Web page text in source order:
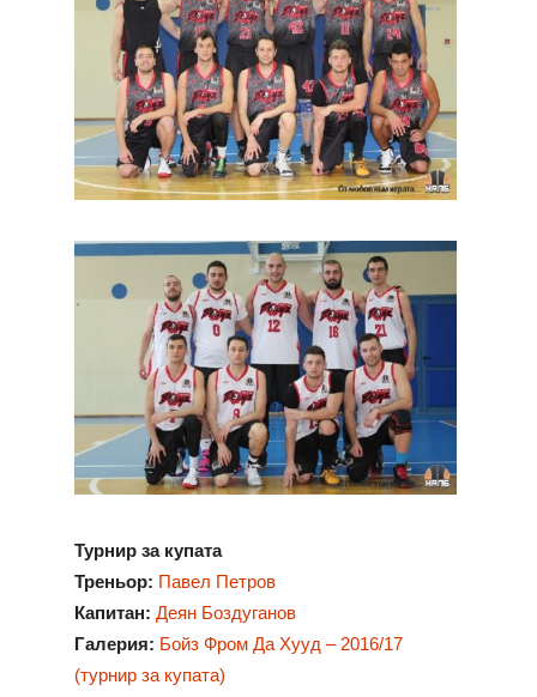
Турнир за купата
Треньор: Павел Петров
Капитан: Деян Боздуганов
Галерия: Бойз Фром Да Хууд – 2016/17
(турнир за купата)